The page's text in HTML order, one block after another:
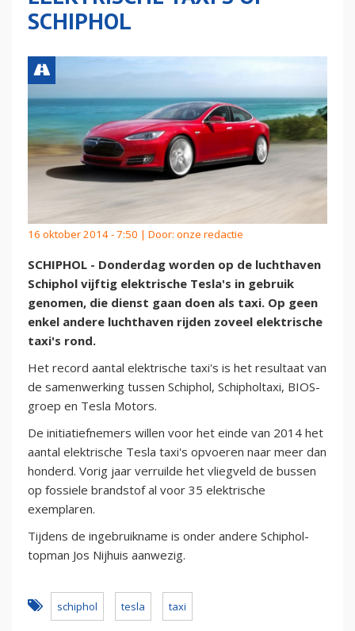
SCHIPHOL
16 oktober 2014 - 7:50 | Door: onze redactie
SCHIPHOL - Donderdag worden op de luchthaven
Schiphol vijftig elektrische Tesla's in gebruik
genomen, die dienst gaan doen als taxi. Op geen
enkel andere luchthaven rijden zoveel elektrische
taxi's rond.
Het record aantal elektrische taxi's is het resultaat van
de samenwerking tussen Schiphol, Schipholtaxi, BIOS-
groep en Tesla Motors.
De initiatiefnemers willen voor het einde van 2014 het
aantal elektrische Tesla taxi's opvoeren naar meer dan
honderd. Vorig jaar verruilde het vliegveld de bussen
op fossiele brandstof al voor 35 elektrische
exemplaren.
Tijdens de ingebruikname is onder andere Schiphol-
topman Jos Nijhuis aanwezig.
schiphol tesla taxi